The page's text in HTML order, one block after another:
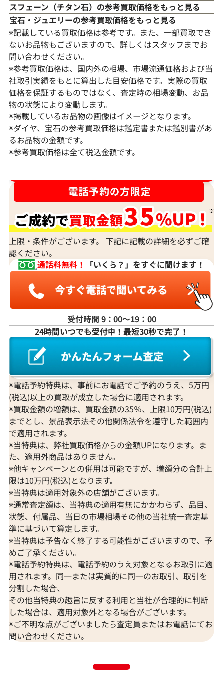
Pt･Pm900 スフェーン・ダイヤモンド リ
ング 0.84・D0.17ct
2025年9月10日時点
Pt･Pm900 スフ
2022年5月10日
Pt･Pm900 スフェーン・ダイヤモンド リ
ング 1.74 ct D0.11 ct
参考買取価格
ASK
2022年4月11日時点
Pt･Pm900 スフ
ング 2.16 ct
参考買取価格
ASK
2023年12月10
Pt･Pm900 スフェーン・ダイヤモンド リ
ング 1.402・D0.43ct
参考買取価格
ASK
2024年6月10日時点
Pt900/K18 スフ
参考買取価格
ASK
2023年6月25日
スフェーン（チタン石）の参考買取価格をもっと見る
宝石・ジュエリーの参考買取価格をもっと見る
※記載している買取価格は参考です。また、一部買取でき
ないお品物もございますので、詳しくはスタッフまでお
問い合わせください。
※参考買取価格は、国内外の相場、市場流通価格および当
社取引実績をもとに算出した目安価格です。実際の買取
価格を保証するものではなく、査定時の相場変動、お品
物の状態により変動します。
※掲載しているお品物の画像はイメージとなります。
※ダイヤ、宝石の参考買取価格は鑑定書または鑑別書があ
るお品物の金額です。
※参考買取価格は全て税込金額です。
上限・条件がございます。 下記に記載の詳細を必ずご確
認ください。
通話料無料！
「いくら？」をすぐに聞けます！
受付時間 9：00〜19：00
24時間いつでも受付中！最短30秒で完了！
※電話予約特典は、事前にお電話でご予約のうえ、5万円
(税込)以上の買取が成立した場合に適用されます。
※買取金額の増額は、買取金額の35％、上限10万円(税込)
までとし、景品表示法その他関係法令を遵守した範囲内
で適用されます。
※当特典は、弊社買取価格からの金額UPになります。ま
た、適用外商品はありません。
※他キャンペーンとの併用は可能ですが、増額分の合計上
限は10万円(税込)となります。
※当特典は適用対象外の店舗がございます。
※通常査定額は、当特典の適用有無にかかわらず、品目、
状態、付属品、当日の市場相場その他の当社統一査定基
準に基づいて算定します。
※当特典は予告なく終了する可能性がございますので、予
めご了承ください。
※電話予約特典は、電話予約のうえ対象となるお取引に適
用されます。同一または実質的に同一のお取引、取引を
分割した場合、
その他当特典の趣旨に反する利用と当社が合理的に判断
した場合は、適用対象外となる場合がございます。
※ご不明な点がございましたら査定員またはお電話にてお
問い合わせください。